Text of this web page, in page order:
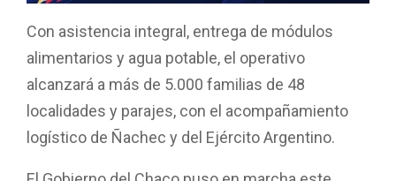
o
o
k
A
p
p
ar
tir
Con asistencia integral, entrega de módulos
alimentarios y agua potable, el operativo
alcanzará a más de 5.000 familias de 48
localidades y parajes, con el acompañamiento
logístico de Ñachec y del Ejército Argentino.